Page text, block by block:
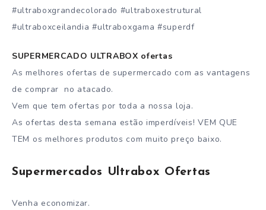
#ultraboxgrandecolorado #ultraboxestrutural
#ultraboxceilandia #ultraboxgama #superdf
SUPERMERCADO ULTRABOX ofertas
As melhores ofertas de supermercado com as vantagens
de comprar no atacado.
Vem que tem ofertas por toda a nossa loja.
As ofertas desta semana estão imperdíveis! VEM QUE
TEM os melhores produtos com muito preço baixo.
Supermercados Ultrabox Ofertas
Venha economizar.